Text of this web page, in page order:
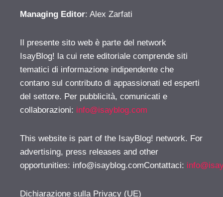
Managing Editor: Alex Zarfati
Il presente sito web è parte del network
IsayBlog! la cui rete editoriale comprende siti
tematici di informazione indipendente che
contano sul contributo di appassionati ed esperti
del settore. Per pubblicità, comunicati e
collaborazioni: info@isayblog.com
This website is part of the IsayBlog! network. For
advertising, press releases and other
opportunities: info@isayblog.comContattaci:
Dichiarazione sulla Privacy (UE)